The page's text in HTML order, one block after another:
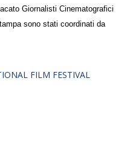
Giornalisti Cinematografici
sono stati coordinati da
FILM FESTIVAL